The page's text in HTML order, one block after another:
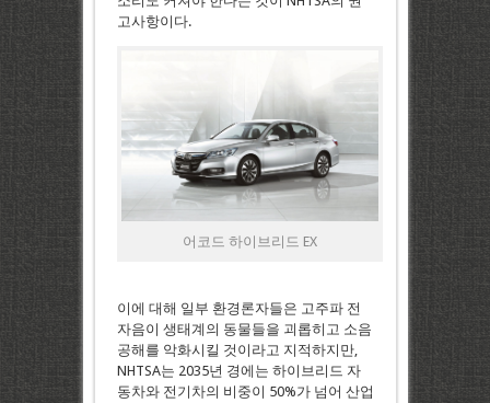
고사항이다.
어코드 하이브리드 EX
이에 대해 일부 환경론자들은 고주파 전
자음이 생태계의 동물들을 괴롭히고 소음
공해를 악화시킬 것이라고 지적하지만,
NHTSA는 2035년 경에는 하이브리드 자
동차와 전기차의 비중이 50%가 넘어 산업